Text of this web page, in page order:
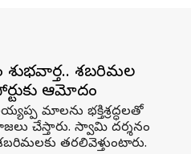
శుభవార్త.. శబరిమల
ఆమోదం
మాలను భక్తిశ్రద్ధలతో
చేస్తారు. స్వామి దర్శనం
తరలివెళ్తుంటారు.